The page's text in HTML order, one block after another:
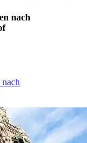
nach